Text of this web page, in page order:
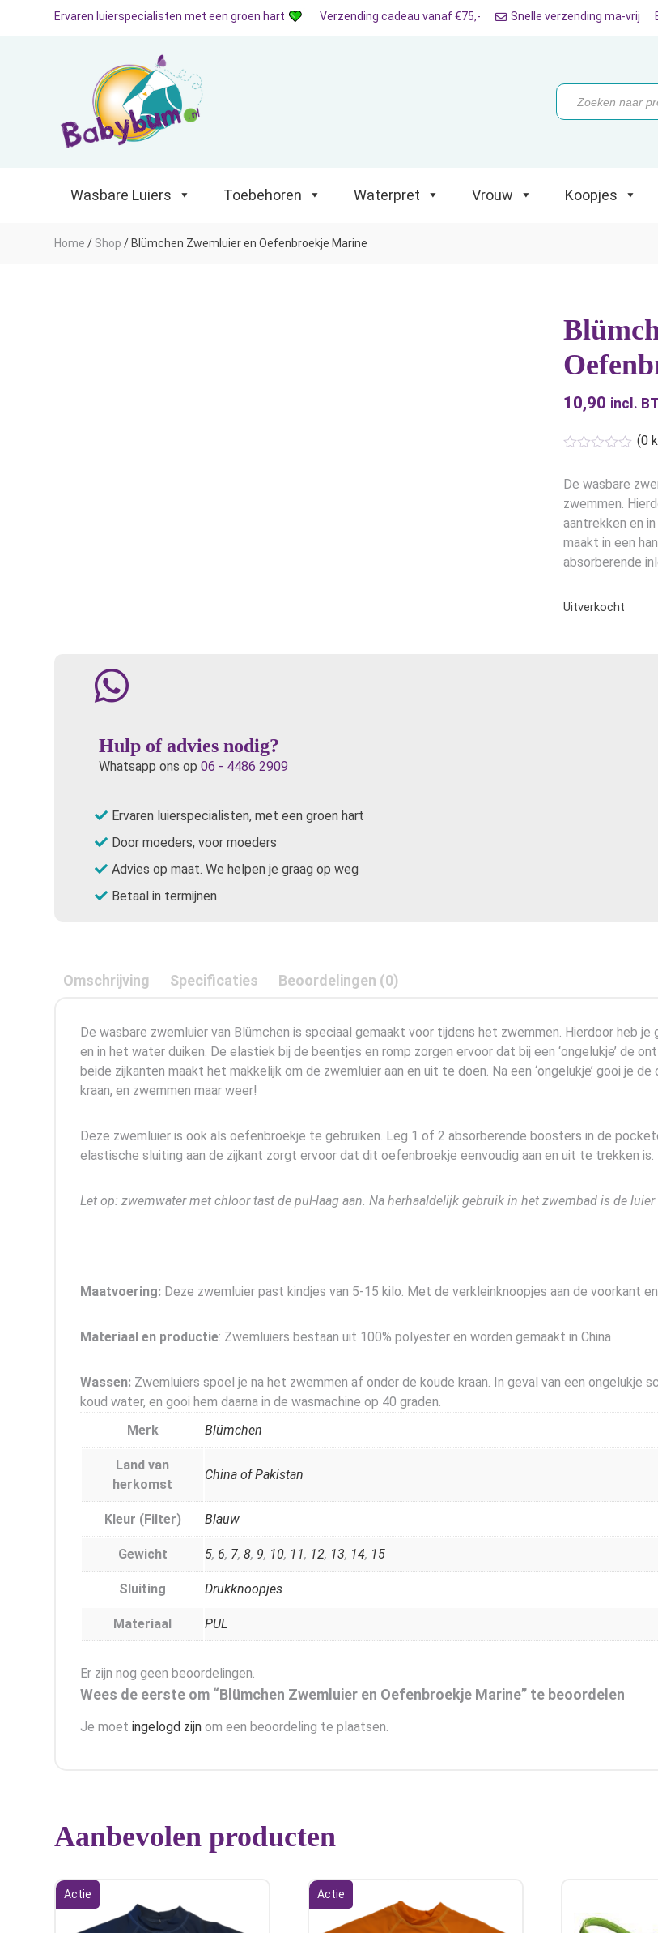
Wasbare Luiers Toebehoren Koopjes
Ervaren luierspecialisten met een groen hart Verzending cadeau vanaf €75,- Snelle verzending ma-vrij
Producten
zoeken
Wasbare Luiers Toebehoren Waterpret Vrouw Koopjes
Home / Shop / Blümchen Zwemluier en Oefenbroekje Marine
10,90 incl.
(0
De wasbare
zwemmen.
aantrekken en
maakt in een
absorberende
Uitverkocht
Hulp of advies nodig?
Whatsapp ons op 06 - 4486 2909
Ervaren luierspecialisten, met een groen hart
Door moeders, voor moeders
Advies op maat. We helpen je graag op weg
Betaal in termijnen
Omschrijving Specificaties Beoordelingen (0)
De wasbare zwemluier van Blümchen is speciaal gemaakt voor tijdens het zwemmen. Hierdoor heb
en in het water duiken. De elastiek bij de beentjes en romp zorgen ervoor dat bij een ‘ongelukje’ de
beide zijkanten maakt het makkelijk om de zwemluier aan en uit te doen. Na een ‘ongelukje’ gooi je
kraan, en zwemmen maar weer!
Deze zwemluier is ook als oefenbroekje te gebruiken. Leg 1 of 2 absorberende boosters in de
elastische sluiting aan de zijkant zorgt ervoor dat dit oefenbroekje eenvoudig aan en uit te trekken is.
Let op: zwemwater met chloor tast de pul-laag aan. Na herhaaldelijk gebruik in het zwembad is de
Maatvoering: Deze zwemluier past kindjes van 5-15 kilo. Met de verkleinknoopjes aan de voorkant
Materiaal en productie: Zwemluiers bestaan uit 100% polyester en worden gemaakt in China
Wassen: Zwemluiers spoel je na het zwemmen af onder de koude kraan. In geval van een
koud water, en gooi hem daarna in de wasmachine op 40 graden.
Merk
Blümchen
Land van
herkomst
China of Pakistan
Kleur (Filter) Blauw
Gewicht 5, 6, 7, 8, 9, 10, 11, 12, 13, 14, 15
Sluiting Drukknoopjes
Materiaal PUL
Er zijn nog geen beoordelingen.
Wees de eerste om “Blümchen Zwemluier en Oefenbroekje Marine” te beoordelen
Je moet ingelogd zijn om een beoordeling te plaatsen.
Aanbevolen producten
Actie Actie